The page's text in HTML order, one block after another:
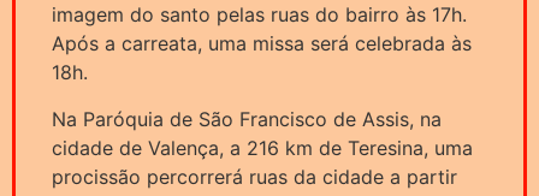
imagem do santo pelas ruas do bairro às 17h.
Após a carreata, uma missa será celebrada às
18h.
Na Paróquia de São Francisco de Assis, na
cidade de Valença, a 216 km de Teresina, uma
procissão percorrerá ruas da cidade a partir